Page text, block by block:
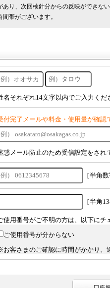
り、次回検針分からの反映ができない
帯がございます。
名それぞれ14文字以内でご入力くだ
付完了メールや料金・使用量が確認
惑メール防止のため受信設定をされ
［半角数
［半角
使用番号がご不明の方は、以下にチ
ご使用番号が分からない
お客さまのご確認に時間がかかり、